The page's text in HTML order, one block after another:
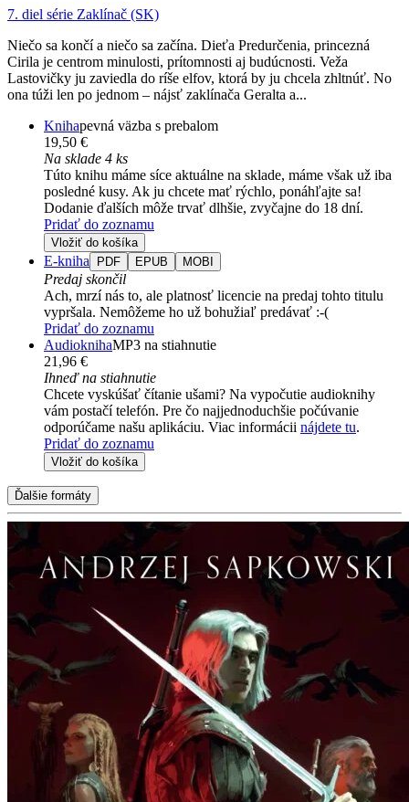
7. diel série Zaklínač (SK)
Niečo sa končí a niečo sa začína. Dieťa Predurčenia, princezná
Cirila je centrom minulosti, prítomnosti aj budúcnosti. Veža
Lastovičky ju zaviedla do ríše elfov, ktorá by ju chcela zhltnúť. No
ona túži len po jednom – nájsť zaklínača Geralta a...
Knihapevná väzba s prebalom
19,50 €
Na sklade 4 ks
Túto knihu máme síce aktuálne na sklade, máme však už iba
posledné kusy. Ak ju chcete mať rýchlo, ponáhľajte sa!
Dodanie ďalších môže trvať dlhšie, zvyčajne do 18 dní.
Pridať do zoznamu
Vložiť do košíka
E-kniha PDF EPUB MOBI
Predaj skončil
Ach, mrzí nás to, ale platnosť licencie na predaj tohto titulu
vypršala. Nemôžeme ho už bohužiaľ predávať :-(
Pridať do zoznamu
AudioknihaMP3 na stiahnutie
21,96 €
Ihneď na stiahnutie
Chcete vyskúšať čítanie ušami? Na vypočutie audioknihy
vám postačí telefón. Pre čo najjednoduchšie počúvanie
odporúčame našu aplikáciu. Viac informácii nájdete tu.
Pridať do zoznamu
Vložiť do košíka
Ďalšie formáty